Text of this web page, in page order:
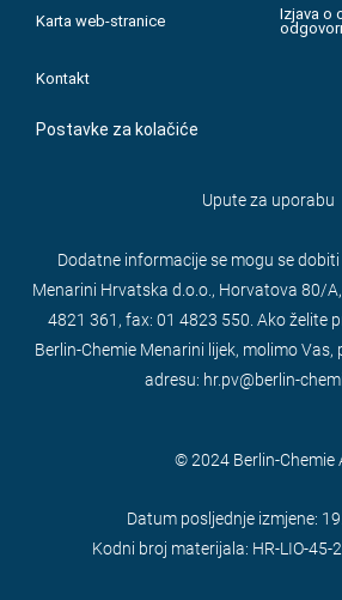
Karta web-stranice
Izjava o
Kontakt
Postavke za kolačiće
Upute za uporabu
Dodatne informacije se mogu se
Menarini Hrvatska d.o.o., Horvatova 80/
4821 361, fax: 01 4823 550. Ako želite
Berlin-Chemie Menarini lijek, molimo
adresu: hr.pv@berlin-
© 2024 Berlin-Chemie
Datum posljednje izmjene:
Kodni broj materijala: HR-LIO-45-